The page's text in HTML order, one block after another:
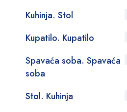
Kuhinja. Stol
Kupatilo. Kupatilo
Spavaća soba. Spavaća
soba
Stol. Kuhinja